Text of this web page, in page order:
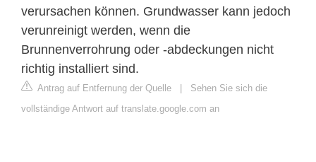
verursachen können. Grundwasser kann jedoch
verunreinigt werden, wenn die
Brunnenverrohrung oder -abdeckungen nicht
richtig installiert sind.
Antrag auf Entfernung der Quelle | Sehen Sie sich die
vollständige Antwort auf translate.google.com an